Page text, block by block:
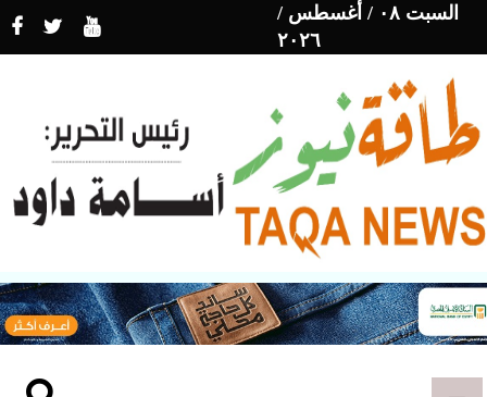
السبت ٠٨ / أغسطس /
٢٠٢٦